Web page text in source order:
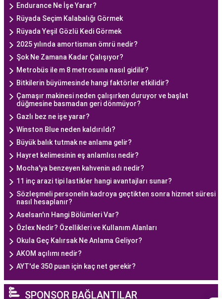
Endurance Ne İşe Yarar?
Rüyada Seçim Kalabalığı Görmek
Rüyada Yeşil Gözlü Kedi Görmek
2025 yılında amortisman ömrü nedir?
Şok Ne Zamana Kadar Çalışıyor?
Metrobüs ile m 8 metrosuna nasıl gidilir?
Bitkilerin büyümesinde hangi faktörler etkilidir?
Çamaşır makinesi neden çalışırken duruyor ve başlat
düğmesine basmadan geri dönmüyor?
Gazlı bez ne işe yarar?
Winston Blue neden kaldırıldı?
Büyük balık tutmak ne anlama gelir?
Hayret kelimesinin eş anlamlısı nedir?
Mocha'ya benzeyen kahvenin adı nedir?
11 inç arazi tipi lastikler hangi avantajları sunar?
Sözleşmeli personelin kadroya geçtikten sonra hizmet süresi
nasıl hesaplanır?
Aselsan'ın Hangi Bölümleri Var?
Özlex Nedir? Özellikleri ve Kullanım Alanları
Okula Geç Kalırsak Ne Anlama Geliyor?
AKOM açılımı nedir?
AYT'de 350 puan için kaç net gerekir?
SPONSOR BAĞLANTILAR